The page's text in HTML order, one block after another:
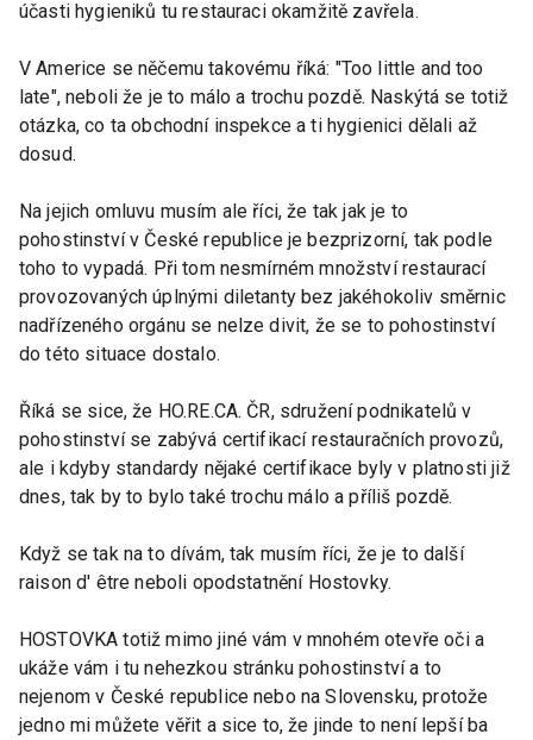
účasti hygieniků tu restauraci okamžitě zavřela.
V Americe se něčemu takovému říká: "Too little and too
late", neboli že je to málo a trochu pozdě. Naskýtá se totiž
otázka, co ta obchodní inspekce a ti hygienici dělali až
dosud.
Na jejich omluvu musím ale říci, že tak jak je to
pohostinství v České republice je bezprizorní, tak podle
toho to vypadá. Při tom nesmírném množství restaurací
provozovaných úplnými diletanty bez jakéhokoliv směrnic
nadřízeného orgánu se nelze divit, že se to pohostinství
do této situace dostalo.
Říká se sice, že HO.RE.CA. ČR, sdružení podnikatelů v
pohostinství se zabývá certifikací restauračních provozů,
ale i kdyby standardy nějaké certifikace byly v platnosti již
dnes, tak by to bylo také trochu málo a příliš pozdě.
Když se tak na to dívám, tak musím říci, že je to další
raison d' être neboli opodstatnění Hostovky.
HOSTOVKA totiž mimo jiné vám v mnohém otevře oči a
ukáže vám i tu nehezkou stránku pohostinství a to
nejenom v České republice nebo na Slovensku, protože
jedno mi můžete věřit a sice to, že jinde to není lepší ba